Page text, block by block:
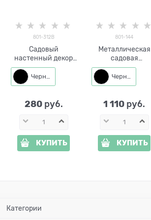
801-312B
Садовый
настенный декор
Ласточка 801-312
металл
Черный
280 руб.
КУПИТЬ
801-144
Металлическая
садовая
декоративная
фигура Собака
Черный
1 110 руб.
КУПИТЬ
Категории